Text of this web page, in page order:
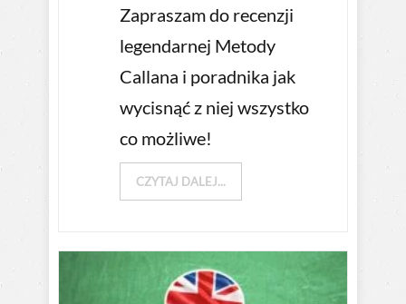
Zapraszam do recenzji
legendarnej Metody
Callana i poradnika jak
wycisnąć z niej wszystko
co możliwe!
CZYTAJ DALEJ...